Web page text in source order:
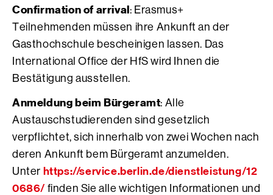
Confirmation of arrival: Erasmus+
Teilnehmenden müssen ihre Ankunft an der
Gasthochschule bescheinigen lassen. Das
International Office der HfS wird Ihnen die
Bestätigung ausstellen.
Anmeldung beim Bürgeramt: Alle
Austauschstudierenden sind gesetzlich
verpflichtet, sich innerhalb von zwei Wochen nach
deren Ankunft bem Bürgeramt anzumelden.
Unter https://service.berlin.de/dienstleistung/12
0686/ finden Sie alle wichtigen Informationen und